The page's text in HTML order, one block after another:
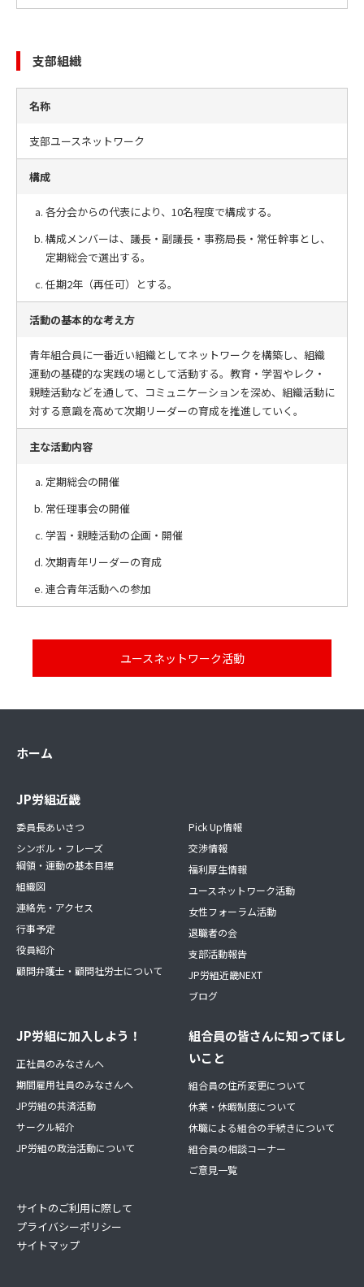
支部組織
名称
支部ユースネットワーク
構成
各分会からの代表により、10名程度で構成する。
構成メンバーは、議長・副議長・事務局長・常任幹事とし、
定期総会で選出する。
任期2年（再任可）とする。
活動の基本的な考え方
青年組合員に一番近い組織としてネットワークを構築し、組織
運動の基礎的な実践の場として活動する。教育・学習やレク・
親睦活動などを通して、コミュニケーションを深め、組織活動に
対する意識を高めて次期リーダーの育成を推進していく。
主な活動内容
定期総会の開催
常任理事会の開催
学習・親睦活動の企画・開催
次期青年リーダーの育成
連合青年活動への参加
ユースネットワーク活動
ホーム
JP労組近畿
委員長あいさつ
シンボル・フレーズ
綱領・運動の基本目標
組織図
連絡先・アクセス
行事予定
役員紹介
顧問弁護士・顧問社労士について
Pick Up情報
交渉情報
福利厚生情報
ユースネットワーク活動
女性フォーラム活動
退職者の会
支部活動報告
JP労組近畿NEXT
ブログ
JP労組に加入しよう！
正社員のみなさんへ
期間雇用社員のみなさんへ
JP労組の共済活動
サークル紹介
JP労組の政治活動について
組合員の皆さんに知ってほし
いこと
組合員の住所変更について
休業・休暇制度について
休職による組合の手続きについて
組合員の相談コーナー
ご意見一覧
サイトのご利用に際して
プライバシーポリシー
サイトマップ